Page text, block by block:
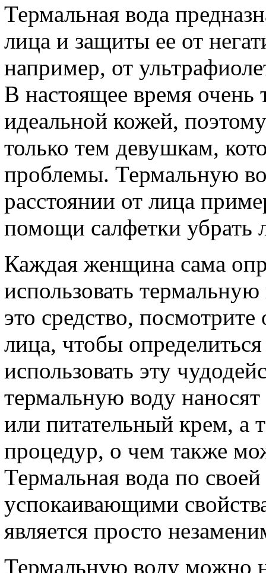
Термальная вода
лица и защиты ее от
например, от
В настоящее время
идеальной кожей,
только тем девушкам,
проблемы. Термальную
расстоянии от лица
помощи салфетки
Каждая женщина сама
использовать
это средство,
лица, чтобы
использовать эту
термальную воду
или питательный крем, а
процедур, о чем также
Термальная вода по
успокаивающими
является просто
Термальную воду можно